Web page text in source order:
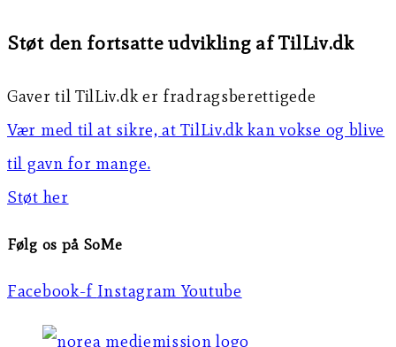
Støt den fortsatte udvikling af TilLiv.dk
Gaver til TilLiv.dk er fradragsberettigede
Vær med til at sikre, at TilLiv.dk kan vokse og blive
til gavn for mange.
Støt her
Følg os på SoMe
Facebook-f Instagram Youtube